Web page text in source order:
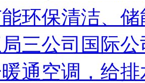
环保清洁、
三公司国际
通空调，给